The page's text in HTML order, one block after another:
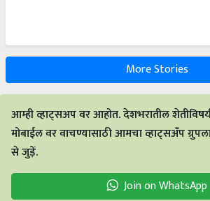
More Stories
आम्ही व्हाट्सअप वर आहोत. देशभरातील
मोबाईल वर वाचण्यासाठी आमचा व्हाट्सअँप
से जुड़ें.
Join on WhatsApp